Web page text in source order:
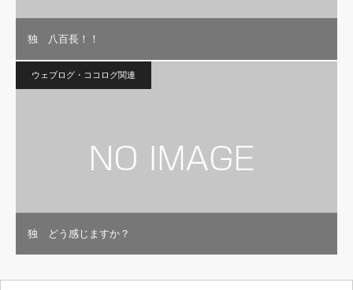
独 八百長！！
ウェブログ・ココログ関連
独 どう感じますか？